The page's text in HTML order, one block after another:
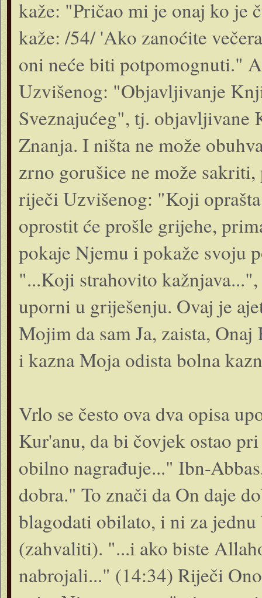
kaže: "Pričao mi je onaj ko je
kaže: /54/ 'Ako zanoćite
oni neće biti potpomognuti."
Uzvišenog: "Objavljivanje
Sveznajućeg", tj. objavljivane
Znanja. I ništa ne može
zrno gorušice ne može
riječi Uzvišenog: "Koji
oprostit će prošle grijehe,
pokaje Njemu i pokaže svoju
"...Koji strahovito
uporni u griješenju. Ovaj je
Mojim da sam Ja, zaista,
i kazna Moja odista bolna
Vrlo se često ova dva opisa
Kur'anu, da bi čovjek ostao
obilno nagrađuje..." Ibn-
dobra." To znači da On daje
blagodati obilato, i ni za
(zahvaliti). "...i ako biste
nabrojali..." (14:34) Riječi